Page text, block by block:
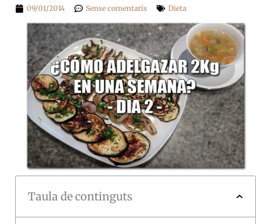
09/01/2014 Sense comentaris Dieta
Taula de continguts